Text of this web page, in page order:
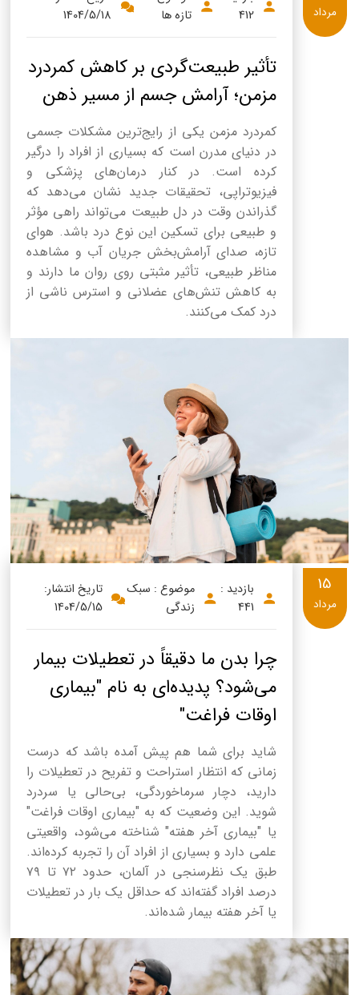
412
تازه ها
1404/5/18
تأثیر طبیعت‌گردی بر کاهش کمردرد
مزمن؛ آرامش جسم از مسیر ذهن
کمردرد مزمن یکی از رایج‌ترین مشکلات جسمی
در دنیای مدرن است که بسیاری از افراد را درگیر
کرده است. در کنار درمان‌های پزشکی و
فیزیوتراپی، تحقیقات جدید نشان می‌دهد که
گذراندن وقت در دل طبیعت می‌تواند راهی مؤثر
و طبیعی برای تسکین این نوع درد باشد. هوای
تازه، صدای آرامش‌بخش جریان آب و مشاهده
مناظر طبیعی، تأثیر مثبتی روی روان ما دارند و
به کاهش تنش‌های عضلانی و استرس ناشی از
درد کمک می‌کنند.
مرداد
بازدید :
441
موضوع : سبک
زندگی
تاریخ انتشار:
1404/5/15
چرا بدن ما دقیقاً در تعطیلات بیمار
می‌شود؟ پدیده‌ای به نام "بیماری
اوقات فراغت"
شاید برای شما هم پیش آمده باشد که درست
زمانی که انتظار استراحت و تفریح در تعطیلات را
دارید، دچار سرماخوردگی، بی‌حالی یا سردرد
شوید. این وضعیت که به "بیماری اوقات فراغت"
یا "بیماری آخر هفته" شناخته می‌شود، واقعیتی
علمی دارد و بسیاری از افراد آن را تجربه کرده‌اند.
طبق یک نظرسنجی در آلمان، حدود ۷۲ تا ۷۹
درصد افراد گفته‌اند که حداقل یک بار در تعطیلات
یا آخر هفته بیمار شده‌اند.
15
مرداد